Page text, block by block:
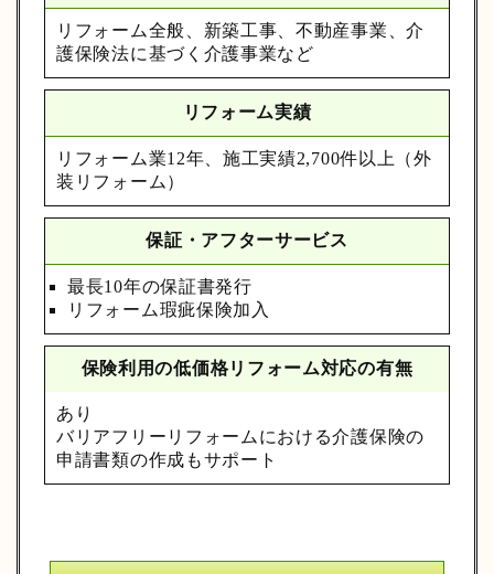
リフォーム全般、新築工事、不動産事業、介
護保険法に基づく介護事業など
リフォーム実績
リフォーム業12年、施工実績2,700件以上（外
装リフォーム）
保証・アフターサービス
最長10年の保証書発行
リフォーム瑕疵保険加入
保険利用の低価格リフォーム対応の有無
あり
バリアフリーリフォームにおける介護保険の
申請書類の作成もサポート